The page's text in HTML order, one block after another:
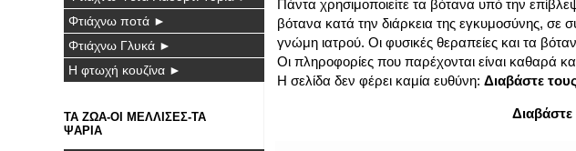
Πάντα χρησιμοποιείτε τα βότανα υπό την
βότανα κατά την διάρκεια της εγκυμοσύνης,
γνώμη ιατρού. Οι φυσικές θεραπείες και τα
Οι πληροφορίες που παρέχονται είναι καθαρά
Η σελίδα δεν φέρει καμία ευθύνη: Διαβάστε
Φτιάχνω ποτά ►
Φτιάχνω Γλυκά ►
Η φτωχή κουζίνα ►
ΤΑ ΖΩΑ-ΟΙ ΜΕΛΛΙΣΕΣ-ΤΑ
ΨΑΡΙΑ